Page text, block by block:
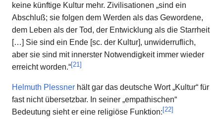
keine künftige Kultur mehr. Zivilisationen „sind ein
Abschluß; sie folgen dem Werden als das Gewordene,
dem Leben als der Tod, der Entwicklung als die Starrheit
[…] Sie sind ein Ende [sc. der Kultur], unwiderruflich,
aber sie sind mit innerster Notwendigkeit immer wieder
erreicht worden.“[21]
Helmuth Plessner hält gar das deutsche Wort „Kultur“ für
fast nicht übersetzbar. In seiner „empathischen“
Bedeutung sieht er eine religiöse Funktion:[22]